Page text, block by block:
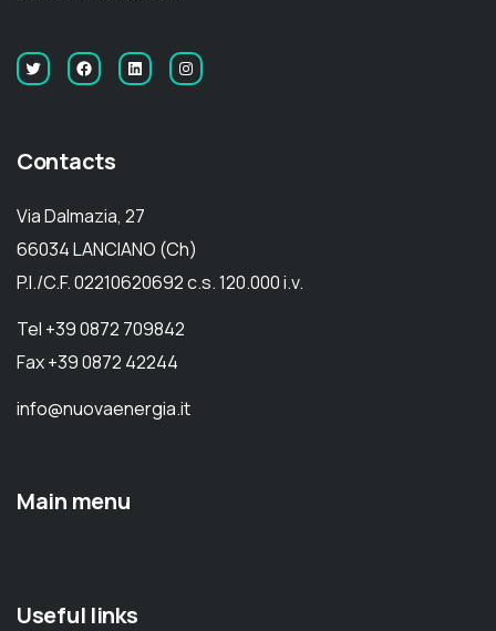
Contacts
Via Dalmazia, 27
66034 LANCIANO (Ch)
P.I./C.F. 02210620692 c.s. 120.000 i.v.
Tel +39 0872 709842
Fax +39 0872 42244
info@nuovaenergia.it
Main menu
Useful links